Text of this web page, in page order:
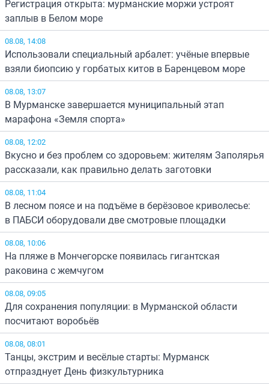
Регистрация открыта: мурманские моржи устроят
заплыв в Белом море
08.08, 14:08
Использовали специальный арбалет: учёные впервые
взяли биопсию у горбатых китов в Баренцевом море
08.08, 13:07
В Мурманске завершается муниципальный этап
марафона «Земля спорта»
08.08, 12:02
Вкусно и без проблем со здоровьем: жителям Заполярья
рассказали, как правильно делать заготовки
08.08, 11:04
В лесном поясе и на подъёме в берёзовое криволесье:
в ПАБСИ оборудовали две смотровые площадки
08.08, 10:06
На пляже в Мончегорске появилась гигантская
раковина с жемчугом
08.08, 09:05
Для сохранения популяции: в Мурманской области
посчитают воробьёв
08.08, 08:01
Танцы, экстрим и весёлые старты: Мурманск
отпразднует День физкультурника